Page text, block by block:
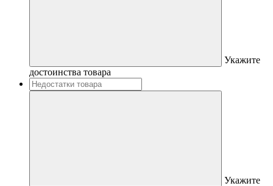
Укажите
достоинства товара
Укажите